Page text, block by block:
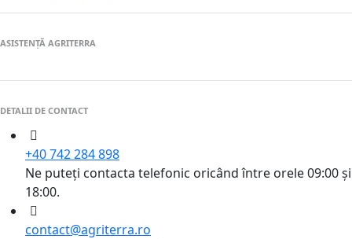
ASISTENȚĂ AGRITERRA
DETALII DE CONTACT
+40 742 284 898
Ne puteți contacta telefonic oricând între orele 09:00 și
18:00.
contact@agriterra.ro